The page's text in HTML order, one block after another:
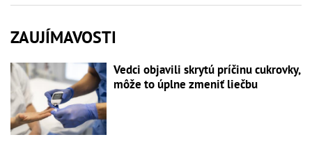
ZAUJÍMAVOSTI
Vedci objavili skrytú príčinu cukrovky,
môže to úplne zmeniť liečbu